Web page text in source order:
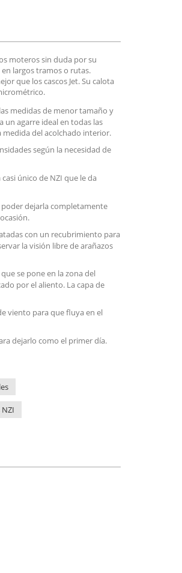
moteros sin duda por su
largos tramos o rutas.
que los cascos Jet. Su calota
medidas de menor tamaño y
un agarre ideal en todas las
medida del acolchado interior.
según la necesidad de
único de NZI que le da
dejarla completamente
con un recubrimiento para
la visión libre de arañazos
se pone en la zona del
por el aliento. La capa de
viento para que fluya en el
dejarlo como el primer día.